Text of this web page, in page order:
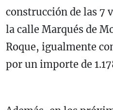
construcción de las 7
la calle Marqués de
Roque, igualmente
por un importe de